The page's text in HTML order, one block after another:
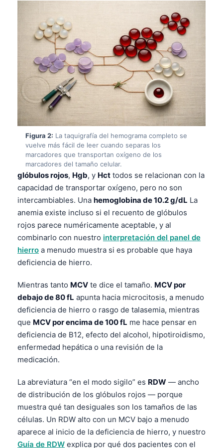
Figura 2: La taquigrafía del hemograma completo se
vuelve más fácil de leer cuando separas los
marcadores que transportan oxígeno de los
marcadores del tamaño celular.
glóbulos rojos, Hgb, y Hct todos se relacionan con la
capacidad de transportar oxígeno, pero no son
intercambiables. Una hemoglobina de 10.2 g/dL La
anemia existe incluso si el recuento de glóbulos
rojos parece numéricamente aceptable, y al
combinarlo con nuestro interpretación del panel de
hierro a menudo muestra si es probable que haya
deficiencia de hierro.
Mientras tanto MCV te dice el tamaño. MCV por
debajo de 80 fL apunta hacia microcitosis, a menudo
deficiencia de hierro o rasgo de talasemia, mientras
que MCV por encima de 100 fL me hace pensar en
deficiencia de B12, efecto del alcohol, hipotiroidismo,
enfermedad hepática o una revisión de la
medicación.
La abreviatura “en el modo sigilo” es RDW — ancho
de distribución de los glóbulos rojos — porque
muestra qué tan desiguales son los tamaños de las
células. Un RDW alto con un MCV bajo a menudo
aparece al inicio de la deficiencia de hierro, y nuestro
Guía de RDW explica por qué dos pacientes con el